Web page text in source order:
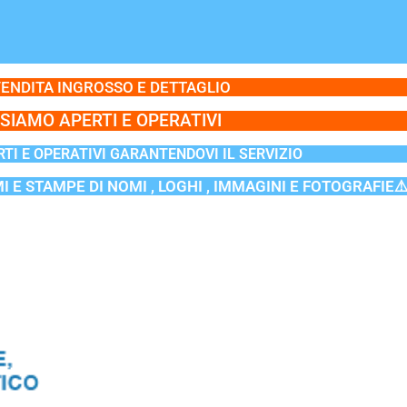
INGROSSO E DETTAGLIO
SIAMO APERTI E OPERATIVI
E OPERATIVI GARANTENDOVI IL SERVIZIO
E STAMPE DI NOMI , LOGHI , IMMAGINI E